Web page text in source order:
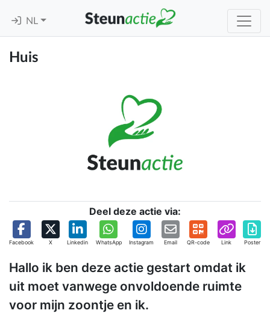
NL
Huis
Deel deze actie via:
Facebook X Linkedin WhatsApp Instagram Email QR-code Link Poster
Hallo ik ben deze actie gestart omdat ik
uit moet vanwege onvoldoende ruimte
voor mijn zoontje en ik.